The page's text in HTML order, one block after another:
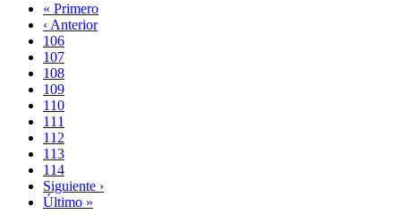
Paginación
Primera
página
« Primero
Página
anterior
‹ Anterior
Page
106
Page
107
Page
108
Page
109
Página
actual
110
Page
111
Page
112
Page
113
Page
114
Siguiente
página
Siguiente ›
Última
Último »